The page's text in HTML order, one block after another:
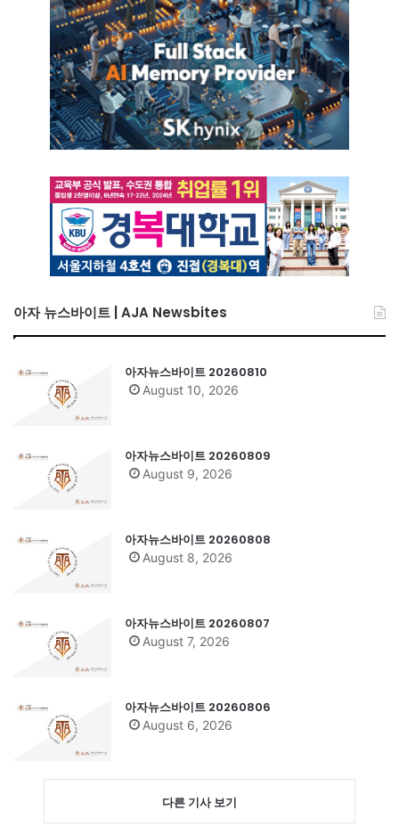
아자 뉴스바이트 | AJA Newsbites
아자뉴스바이트 20260810
August 10, 2026
아자뉴스바이트 20260809
August 9, 2026
아자뉴스바이트 20260808
August 8, 2026
아자뉴스바이트 20260807
August 7, 2026
아자뉴스바이트 20260806
August 6, 2026
다른 기사 보기